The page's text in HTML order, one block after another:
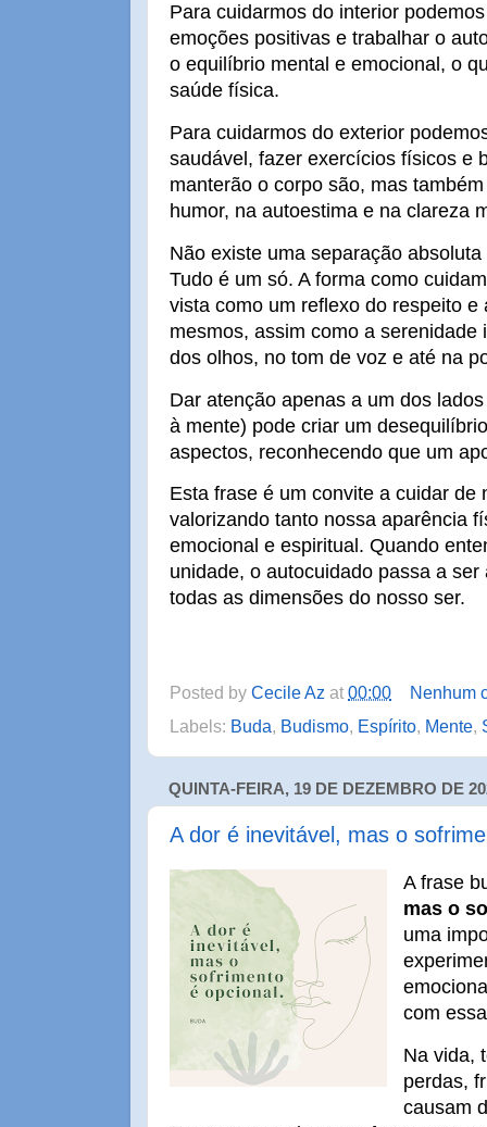
Para cuidarmos do interior
emoções positivas e trabalhar o
o equilíbrio mental e emocional, o
saúde física.
Para cuidarmos do exterior
saudável, fazer exercícios físicos e
manterão o corpo são, mas
humor, na autoestima e na clareza
Não existe uma separação
Tudo é um só. A forma como
vista como um reflexo do respeito e
mesmos, assim como a
dos olhos, no tom de voz e até na
Dar atenção apenas a um dos
à mente) pode criar um
aspectos, reconhecendo que um
Esta frase é um convite a cuidar de
valorizando tanto nossa aparência
emocional e espiritual. Quando
unidade, o autocuidado passa a
todas as dimensões do nosso ser.
Posted by Cecile Az at00:00
Nenhum
Labels: Buda, Budismo, Espírito, Mente,
QUINTA-FEIRA, 19 DE DEZEMBRO DE
A dor é inevitável, mas o
A frase
mas o
uma
com
Na vida,
perdas,
causam